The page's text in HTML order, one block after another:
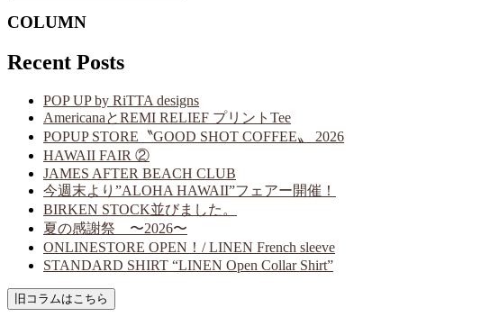
COLUMN
Recent Posts
POP UP by RiTTA designs
AmericanaとREMI RELIEF プリントTee
POPUP STORE〝GOOD SHOT COFFEE〟 2026
HAWAII FAIR ②
JAMES AFTER BEACH CLUB
今週末より”ALOHA HAWAII”フェアー開催！
BIRKEN STOCK並びました。
夏の感謝祭 〜2026〜
ONLINESTORE OPEN！/ LINEN French sleeve
STANDARD SHIRT “LINEN Open Collar Shirt”